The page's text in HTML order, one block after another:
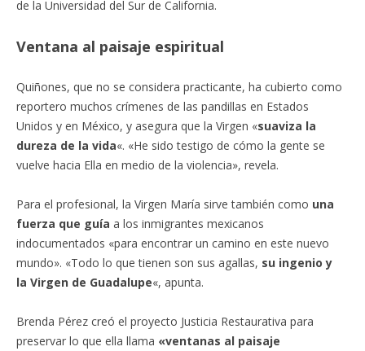
de la Universidad del Sur de California.
Ventana al paisaje espiritual
Quiñones, que no se considera practicante, ha cubierto como
reportero muchos crímenes de las pandillas en Estados
Unidos y en México, y asegura que la Virgen «suaviza la
dureza de la vida«. «He sido testigo de cómo la gente se
vuelve hacia Ella en medio de la violencia», revela.
Para el profesional, la Virgen María sirve también como una
fuerza que guía a los inmigrantes mexicanos
indocumentados «para encontrar un camino en este nuevo
mundo». «Todo lo que tienen son sus agallas, su ingenio y
la Virgen de Guadalupe«, apunta.
Brenda Pérez creó el proyecto Justicia Restaurativa para
preservar lo que ella llama «ventanas al paisaje